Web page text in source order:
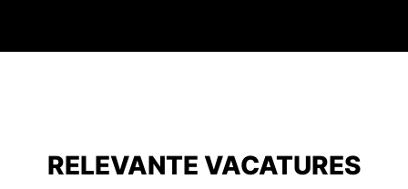
RELEVANTE VACATURES